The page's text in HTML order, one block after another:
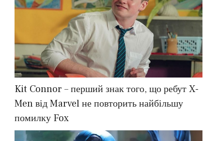
Kit Connor – перший знак того, що ребут X-
Men від Marvel не повторить найбільшу
помилку Fox